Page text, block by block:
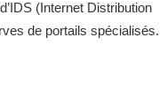
(Internet Distribution
de portails spécialisés.